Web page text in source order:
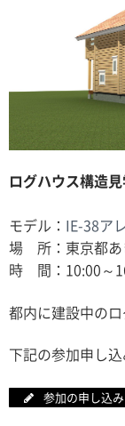
ログハウス構造
モデル： IE-38ア
場 所：東京都あ
時 間：10:00～
都内に建設中の
下記の参加申し
参加の申し込み